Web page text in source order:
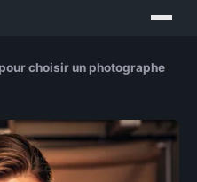
choisir un photographe